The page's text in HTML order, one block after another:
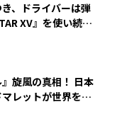
き、ドライバーは弾
XV』を使い続け
旋風の真相！ 日本
レットが世界を席